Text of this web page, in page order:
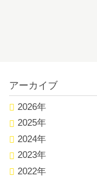
アーカイブ
2026年
2025年
2024年
2023年
2022年